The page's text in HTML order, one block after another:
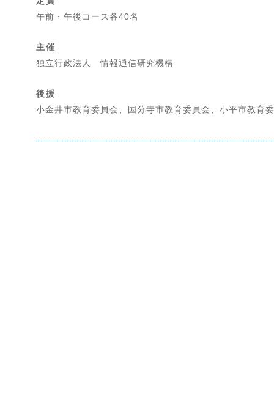
午前・午後コース各40名
主催
独立行政法人 情報通信研究機構
後援
小金井市教育委員会、国分寺市教育委員会、小平市教育